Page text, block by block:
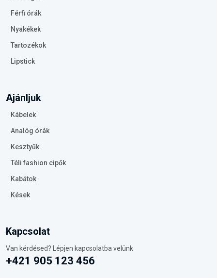
Férfi órák
Nyakékek
Tartozékok
Lipstick
Ajánljuk
Kábelek
Analóg órák
Kesztyűk
Téli fashion cipők
Kabátok
Kések
Kapcsolat
Van kérdésed? Lépjen kapcsolatba velünk
+421 905 123 456